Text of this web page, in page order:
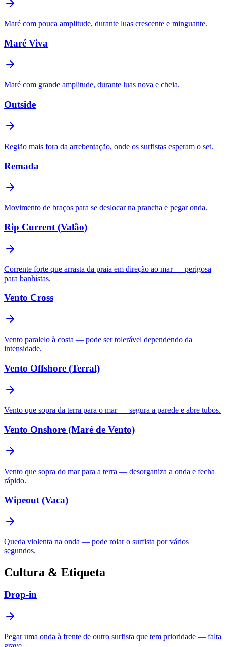
Maré com pouca amplitude, durante luas crescente e minguante.
Maré Viva
Maré com grande amplitude, durante luas nova e cheia.
Outside
Região mais fora da arrebentação, onde os surfistas esperam o set.
Remada
Movimento de braços para se deslocar na prancha e pegar onda.
Rip Current (Valão)
Corrente forte que arrasta da praia em direção ao mar — perigosa
para banhistas.
Vento Cross
Vento paralelo à costa — pode ser tolerável dependendo da
intensidade.
Vento Offshore (Terral)
Vento que sopra da terra para o mar — segura a parede e abre tubos.
Vento Onshore (Maré de Vento)
Vento que sopra do mar para a terra — desorganiza a onda e fecha
rápido.
Wipeout (Vaca)
Queda violenta na onda — pode rolar o surfista por vários
segundos.
Cultura & Etiqueta
Drop-in
Pegar uma onda à frente de outro surfista que tem prioridade — falta